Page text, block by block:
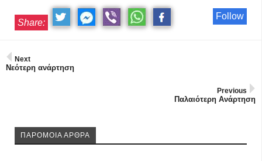
Follow
Share:
Next
Νεότερη ανάρτηση
Previous
Παλαιότερη Ανάρτηση
ΠΑΡΟΜΟΙΑ ΑΡΘΡΑ